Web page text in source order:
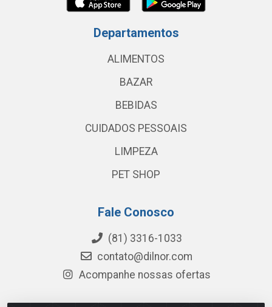
Departamentos
ALIMENTOS
BAZAR
BEBIDAS
CUIDADOS PESSOAIS
LIMPEZA
PET SHOP
Fale Conosco
(81) 3316-1033
contato@dilnor.com
Acompanhe nossas ofertas